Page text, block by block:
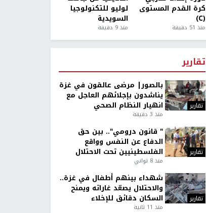
كرة القدم المستوى
(C)
منذ 51 دقيقة
لوليو للتكنولوجيا
السويدية
منذ 9 دقيقة
تقارير
تقارير
بالصور| مرضى عالقون في غزة
يناشدون بإجلائهم العاجل مع
انهيار النظام الصحي
منذ 3 دقيقة
تقارير
" قانون درومي".. بين حق
الدفاع عن النفس وواقع
الفلسطينيين تحت الاحتلال
منذ 8 ثواني
تقارير
شهداء بينهم أطفال في غزة..
والاحتلال يصعّد غاراته ويمنح
السكان دقائق للإخلاء
منذ 11 ثانية